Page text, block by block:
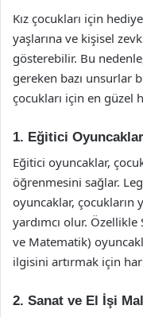
Kız çocukları için
yaşlarına ve kişisel
gösterebilir. Bu
gereken bazı unsurlar
çocukları için en güzel
1. Eğitici Oyuncaklar
Eğitici oyuncaklar,
öğrenmesini sağlar.
oyuncaklar, çocukların
yardımcı olur.
ve Matematik)
ilgisini artırmak için
2. Sanat ve El İşi